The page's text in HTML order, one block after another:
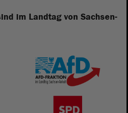
im Landtag von Sachsen-